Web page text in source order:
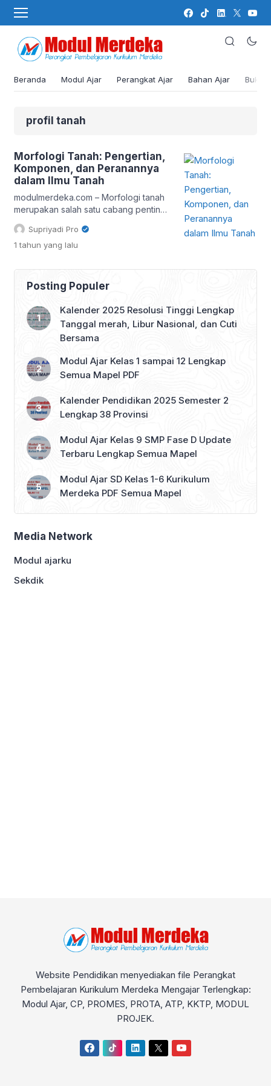
Beranda Modul Ajar Perangkat Ajar Bahan Ajar Buku
profil tanah
Morfologi Tanah: Pengertian,
Komponen, dan Peranannya
dalam Ilmu Tanah
modulmerdeka.com – Morfologi tanah
merupakan salah satu cabang penting
dalam ilmu tanah yang mempelajari
bentuk fisik dan karakteristik tanah
sebagaimana tampak di lapangan.
profesional seperti pertanian,
kehutanan, dan geografi, pemahaman
tentang morfologi tanah menjadi krusial
karena berhubungan langsung dengan
produktivitas tanah serta kemampuan
dalam konservasi dan pengelolaan
lahan. Ilmu ini […]
Supriyadi Pro
1 tahun yang lalu
Posting Populer
Kalender 2025 Resolusi Tinggi Lengkap
Tanggal merah, Libur Nasional, dan Cuti
Bersama
Modul Ajar Kelas 1 sampai 12 Lengkap
Semua Mapel PDF
Kalender Pendidikan 2025 Semester 2
Lengkap 38 Provinsi
Modul Ajar Kelas 9 SMP Fase D Update
Terbaru Lengkap Semua Mapel
Modul Ajar SD Kelas 1-6 Kurikulum
Merdeka PDF Semua Mapel
Media Network
Modul ajarku
Sekdik
Website Pendidikan menyediakan file Perangkat
Pembelajaran Kurikulum Merdeka Mengajar Terlengkap:
Modul Ajar, CP, PROMES, PROTA, ATP, KKTP, MODUL
PROJEK.